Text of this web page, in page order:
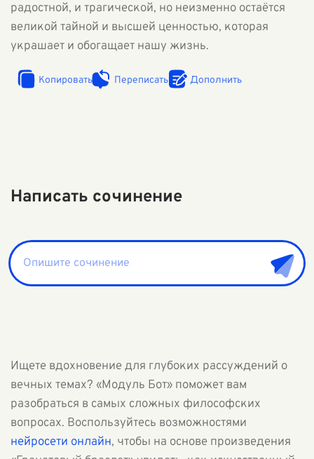
радостной, и трагической, но неизменно остаётся
великой тайной и высшей ценностью, которая
украшает и обогащает нашу жизнь.
Копировать Переписать Дополнить
Написать сочинение
Ищете вдохновение для глубоких рассуждений о
вечных темах? «Модуль Бот» поможет вам
разобраться в самых сложных философских
вопросах. Воспользуйтесь возможностями
нейросети онлайн, чтобы на основе произведения